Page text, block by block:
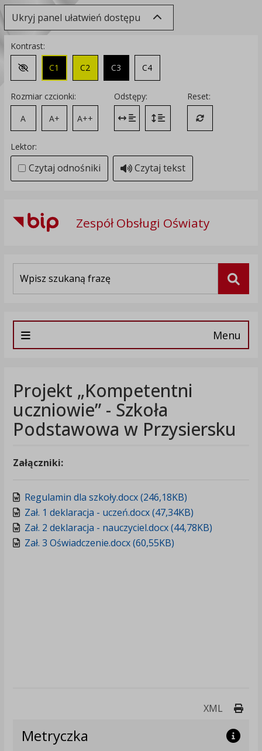
Ukryj panel ułatwień dostępu
Kontrast:
Zmień kontrast na domyślny
C1 C2 C3 C4
Rozmiar czcionki:
A
A+ A++
Odstępy:
Zmień odstęp między literami
Zmień interlinię i margines
Reset:
Przywróć
Lektor:
Czytaj odnośniki Czytaj tekst
Zespół Obsługi Oświaty
Menu
Projekt „Kompetentni
uczniowie” - Szkoła
Podstawowa w Przysiersku
Załączniki:
Regulamin dla szkoły.docx (246,18KB)
Zał. 1 deklaracja - uczeń.docx (47,34KB)
Zał. 2 deklaracja - nauczyciel.docx (44,78KB)
Zał. 3 Oświadczenie.docx (60,55KB)
XML
Metryczka